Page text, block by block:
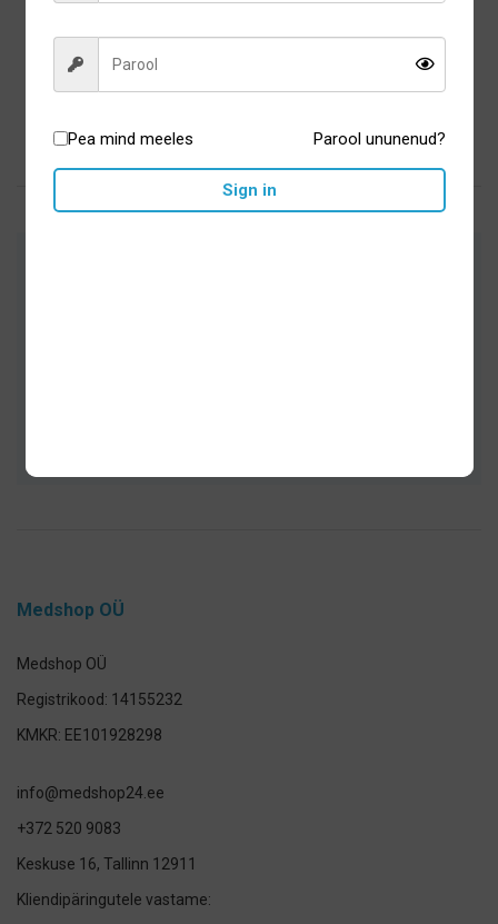
valged
46,50€
Lisa korvi
Medshop OÜ
Medshop OÜ
Registrikood: 14155232
KMKR: EE101928298
info@medshop24.ee
+372 520 9083
Keskuse 16, Tallinn 12911
Kliendipäringutele vastame:
Pea mind meeles Parool ununenud?
Sign in